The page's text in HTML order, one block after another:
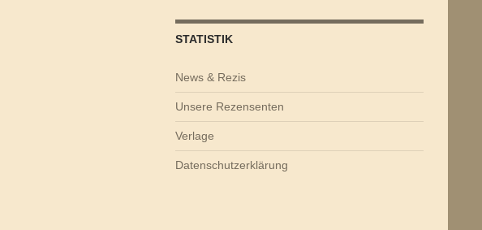
STATISTIK
News & Rezis
Unsere Rezensenten
Verlage
Datenschutzerklärung